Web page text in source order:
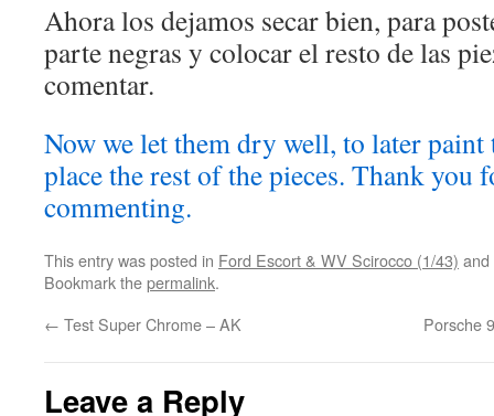
Ahora los dejamos secar bien, para
parte negras y colocar el resto de las
comentar.
Now we let them dry well, to later paint
place the rest of the pieces. Thank you
commenting.
This entry was posted in Ford Escort & WV Scirocco (1/43)
Bookmark thepermalink.
← Test Super Chrome – AK Porsche
Leave a Reply